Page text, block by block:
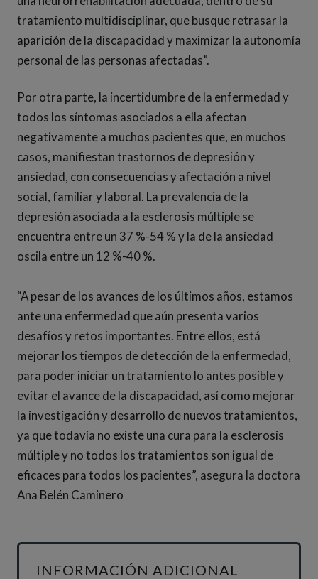
tratamiento multidisciplinar, que busque retrasar la
aparición de la discapacidad y maximizar la autonomía
personal de las personas afectadas”.
Por otra parte, la incertidumbre de la enfermedad y
todos los síntomas asociados a ella afectan
negativamente a muchos pacientes que, en muchos
casos, manifiestan trastornos de depresión y
ansiedad, con consecuencias y afectación a nivel
social, familiar y laboral. La prevalencia de la
depresión asociada a la esclerosis múltiple se
encuentra entre un 37 %-54 % y la de la ansiedad
oscila entre un 12 %-40 %.
“A pesar de los avances de los últimos años, estamos
ante una enfermedad que aún presenta varios
desafíos y retos importantes. Entre ellos, está
mejorar los tiempos de detección de la enfermedad,
para poder iniciar un tratamiento lo antes posible y
evitar el avance de la discapacidad, así como mejorar
la investigación y desarrollo de nuevos tratamientos,
ya que todavía no existe una cura para la esclerosis
múltiple y no todos los tratamientos son igual de
eficaces para todos los pacientes”, asegura la doctora
Ana Belén Caminero
INFORMACIÓN ADICIONAL